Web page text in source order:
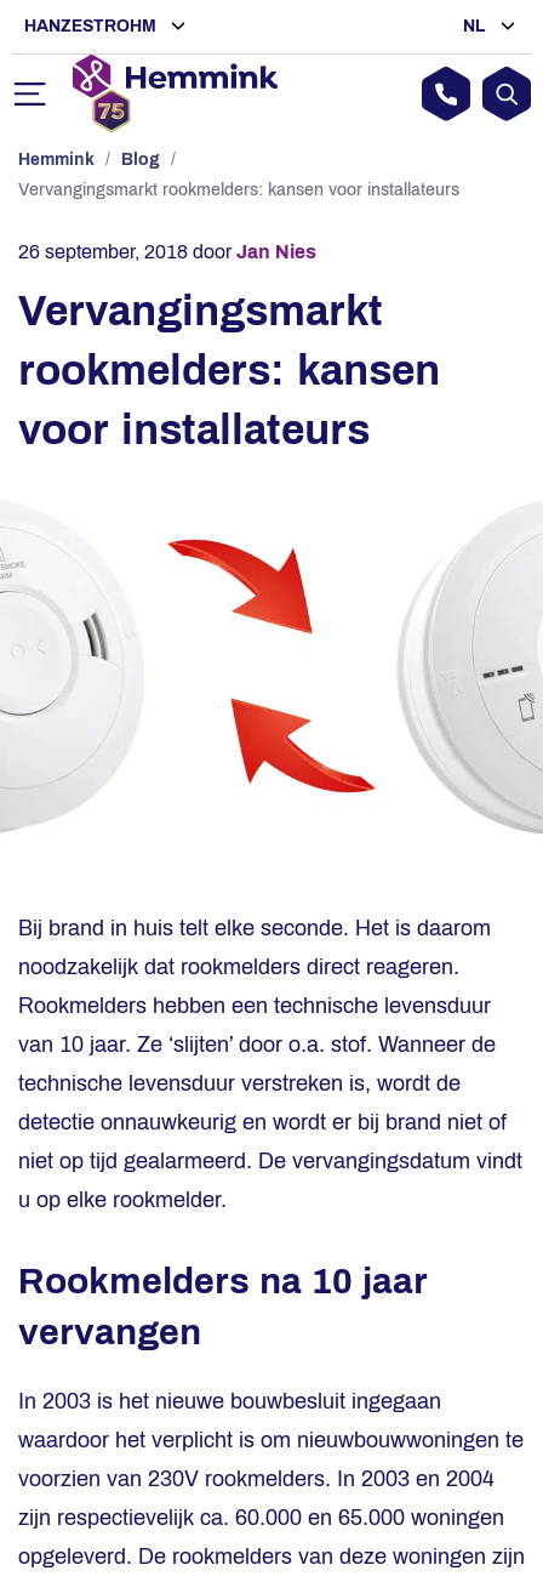
HANZESTROHM NL
Hemmink / Blog /
Vervangingsmarkt rookmelders: kansen voor installateurs
26 september, 2018 doorJan Nies
Vervangingsmarkt
rookmelders: kansen
voor installateurs
Bij brand in huis telt elke seconde. Het is daarom
noodzakelijk dat rookmelders direct reageren.
Rookmelders hebben een technische levensduur
van 10 jaar. Ze ‘slijten’ door o.a. stof. Wanneer de
technische levensduur verstreken is, wordt de
detectie onnauwkeurig en wordt er bij brand niet of
niet op tijd gealarmeerd. De vervangingsdatum vindt
u op elke rookmelder.
Rookmelders na 10 jaar
vervangen
In 2003 is het nieuwe bouwbesluit ingegaan
waardoor het verplicht is om nieuwbouwwoningen te
voorzien van 230V rookmelders. In 2003 en 2004
zijn respectievelijk ca. 60.000 en 65.000 woningen
opgeleverd. De rookmelders van deze woningen zijn